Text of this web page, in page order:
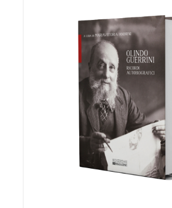
AGGIUNGI AL CARRELLO